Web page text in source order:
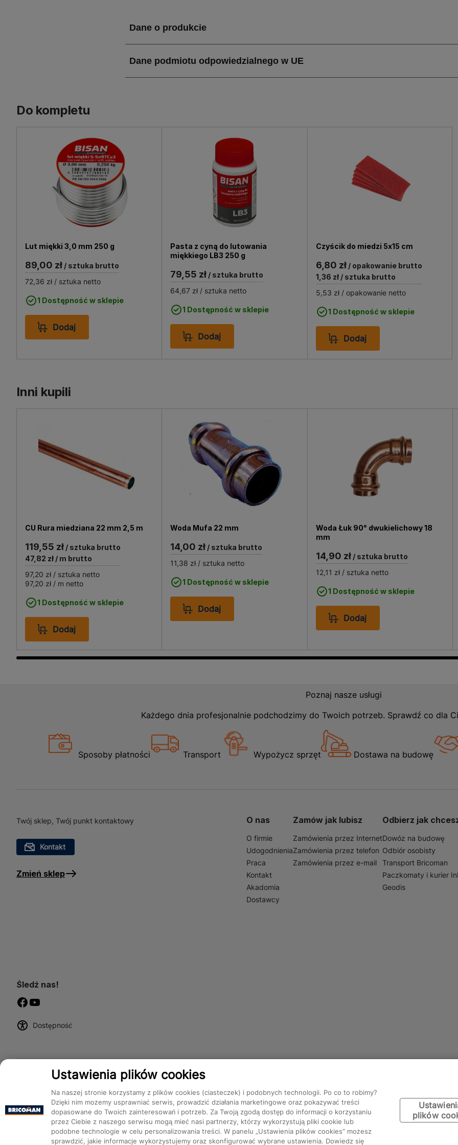
oszczędność czasu i kosztów.
gwarancją, co daje pewność jakości i trwałości.
Zastosowanie Woda Łuk 90° dwukielichowy 28 mm
Woda Łuk 90° dwukielichowy 28 mm znajduje zastosowanie przede wszystkim w
użytkowej. Jego konstrukcja umożliwia łatwe i szybkie tworzenie zakrętów w
niezbędne w skomplikowanych układach hydraulicznych. Dzięki swojej
systemów. Niezależnie od skali projektu, ten łuk zapewnia efektywność i trwałość, na
Do kompletu
Lut miękki 3,0 mm 250 g
89,00 zł / sztuka brutto
72,36 zł / sztuka netto
1 Dostępność w sklepie
Dodaj
Pasta z cyną do lutowania
miękkiego LB3 250 g
79,55 zł / sztuka brutto
64,67 zł / sztuka netto
1 Dostępność w sklepie
Dodaj
Czyścik do miedzi 5x15 cm
6,80 zł/ opakowanie brutto
1,36 zł/ sztuka brutto
5,53 zł/ opakowanie netto
1 Dostępność w sklepie
Dodaj
Inni kupili
CU Rura miedziana 22 mm 2,5 m
119,55 zł / sztuka brutto
47,82 zł / m brutto
97,20 zł / sztuka netto
97,20 zł / m netto
1 Dostępność w sklepie
Dodaj
Woda Mufa 22 mm
14,00 zł / sztuka brutto
11,38 zł / sztuka netto
1 Dostępność w sklepie
Dodaj
Woda Łuk 90° dwukielichowy 18
mm
14,90 zł/ sztuka brutto
12,11 zł/ sztuka netto
1 Dostępność w sklepie
Dodaj
Poznaj nasze usługi
Każdego dnia profesjonalnie podchodzimy do Twoich potrzeb. Sprawdź co dla
Sposoby płatności Transport Wypożycz sprzęt Dostawa na budowę
Twój sklep, Twój punkt kontaktowy
Kontakt
Zmień sklep
O nas
O firmie
Udogodnienia
Praca
Kontakt
Akadomia
Dostawcy
Zamów jak lubisz
Zamówienia przez Internet
Zamówienia przez telefon
Zamówienia przez e-mail
Odbierz jak
Dowóz na budowę
Odbiór osobisty
Transport Bricoman
Paczkomaty i kurier
Geodis
Śledź nas!
Dostępność
Bricoman 2026 ©
Ustawienia plików cookies
Na naszej stronie korzystamy z plików cookies (ciasteczek) i podobnych technologii. Po co to robimy?
Dzięki nim możemy usprawniać serwis, prowadzić działania marketingowe oraz pokazywać treści
dopasowane do Twoich zainteresowań i potrzeb. Za Twoją zgodą dostęp do informacji o korzystaniu
przez Ciebie z naszego serwisu mogą mieć nasi partnerzy, którzy wykorzystują pliki cookie lub
podobne technologie w celu personalizowania treści. W panelu „Ustawienia plików cookies” możesz
sprawdzić, jakie informacje wykorzystujemy oraz skonfigurować wybrane ustawienia. Dowiedz się
plików